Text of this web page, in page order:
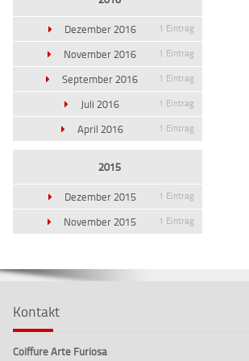
Dezember 2016 1 Eintrag
November 2016 1 Eintrag
September 2016 1 Eintrag
Juli 2016 1 Eintrag
April 2016 1 Eintrag
2015
Dezember 2015 1 Eintrag
November 2015 1 Eintrag
Kontakt
Coiffure Arte Furiosa